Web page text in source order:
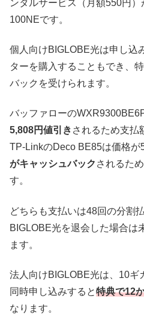
ンタルサービス（月額550円
100NEです。
個人向けBIGLOBE光は申し込
ターを購入することもでき、
バックを受けられます。
バッファローの
5,808円値引き されるため支払
TP-LinkのDeco BE85は価格が
がキャッシュバック されるた
す。
どちらも支払いは48回の分割
BIGLOBE光を退会した場合は
ます。
法人向けBIGLOBE光は、10ギ
同時申し込みすると特典で12
なります。